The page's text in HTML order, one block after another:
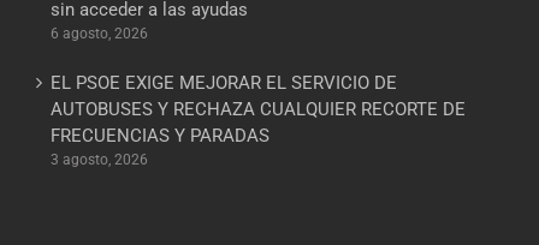
sin acceder a las ayudas
6 agosto, 2026
EL PSOE EXIGE MEJORAR EL SERVICIO DE
AUTOBUSES Y RECHAZA CUALQUIER RECORTE DE
FRECUENCIAS Y PARADAS
3 agosto, 2026